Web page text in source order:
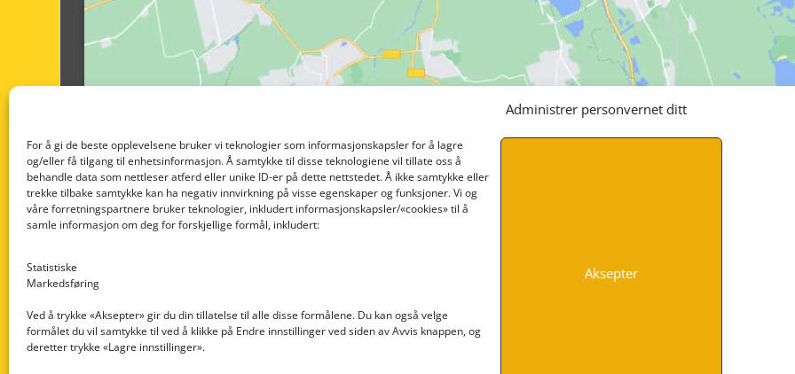
Administrer personvernet ditt
For å gi de beste opplevelsene bruker vi teknologier som informasjonskapsler for å lagre
og/eller få tilgang til enhetsinformasjon. Å samtykke til disse teknologiene vil tillate oss å
behandle data som nettleser atferd eller unike ID-er på dette nettstedet. Å ikke samtykke eller
trekke tilbake samtykke kan ha negativ innvirkning på visse egenskaper og funksjoner. Vi og
våre forretningspartnere bruker teknologier, inkludert informasjonskapsler/«cookies» til å
samle informasjon om deg for forskjellige formål, inkludert:
Statistiske
Markedsføring
Ved å trykke «Aksepter» gir du din tillatelse til alle disse formålene. Du kan også velge
formålet du vil samtykke til ved å klikke på Endre innstillinger ved siden av Avvis knappen, og
deretter trykke «Lagre innstillinger».
Aksepter
Nedre Nøttveit 60, 5238 Rådal
INFORMASJON